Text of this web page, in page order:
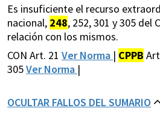
Es insuficiente el recurso
nacional, 248, 252, 301 y 305
relación con los mismos.
CON Art. 21 Ver Norma | CPPB
305Ver Norma |
OCULTAR FALLOS DEL SUMARIO